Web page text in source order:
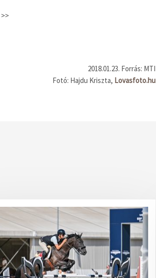
>>
2018.01.23. Forrás: MTI
Fotó: Hajdu Kriszta, Lovasfoto.hu